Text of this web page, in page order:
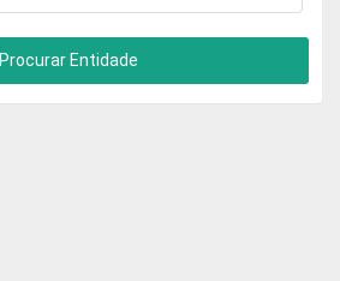
Procurar Entidade